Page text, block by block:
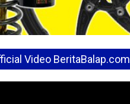
Video BeritaBalap.com